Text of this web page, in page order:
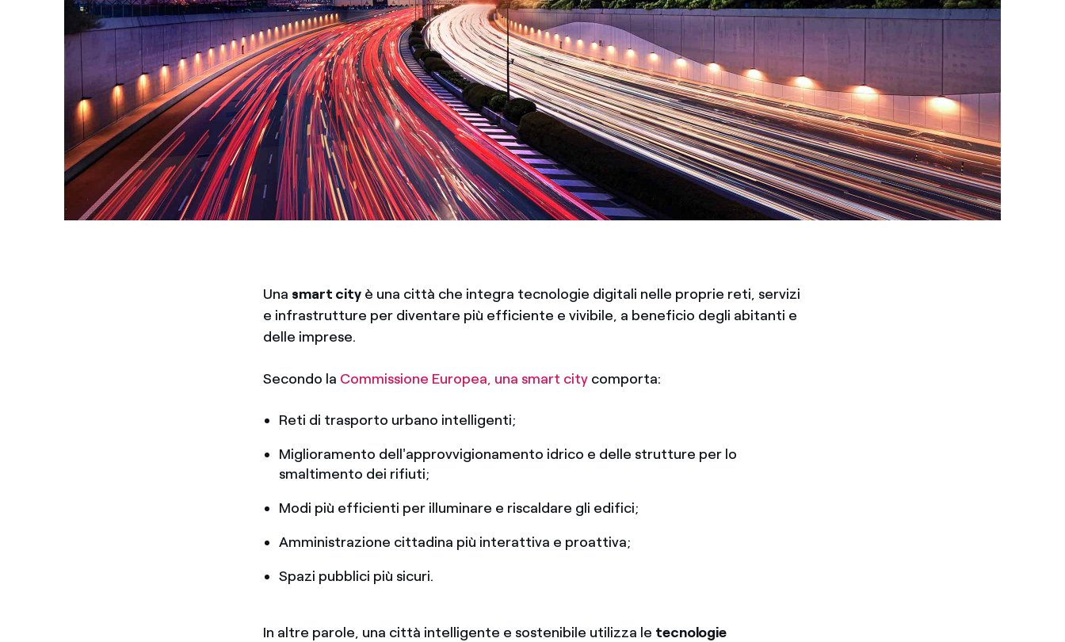
Una smart city è una città che integra tecnologie digitali nelle proprie reti, servizi
e infrastrutture per diventare più efficiente e vivibile, a beneficio degli abitanti e
delle imprese.
Secondo la Commissione Europea, una smart city comporta:
Reti di trasporto urbano intelligenti;
Miglioramento dell'approvvigionamento idrico e delle strutture per lo
smaltimento dei rifiuti;
Modi più efficienti per illuminare e riscaldare gli edifici;
Amministrazione cittadina più interattiva e proattiva;
Spazi pubblici più sicuri.
In altre parole, una città intelligente e sostenibile utilizza le tecnologie